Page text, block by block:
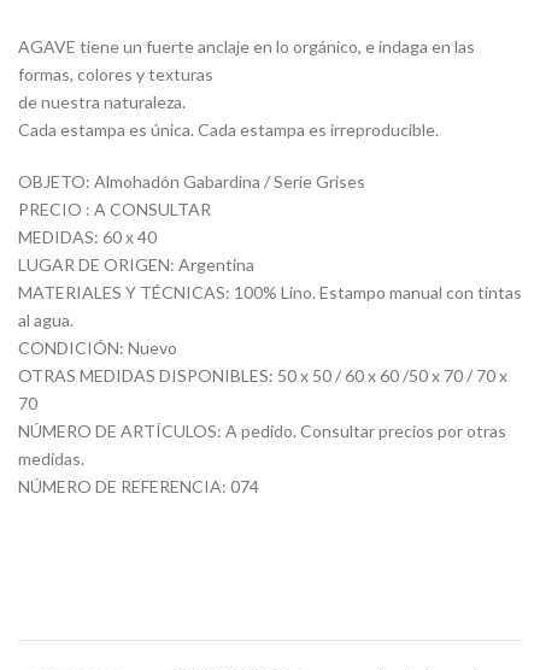
AGAVE tiene un fuerte anclaje en lo orgánico, e indaga en las
formas, colores y texturas
de nuestra naturaleza.
Cada estampa es única. Cada estampa es irreproducible.
OBJETO: Almohadón Gabardina / Serie Grises
PRECIO : A CONSULTAR
MEDIDAS: 60 x 40
LUGAR DE ORIGEN: Argentina
MATERIALES Y TÉCNICAS: 100% Lino. Estampo manual con tintas
al agua.
CONDICIÓN: Nuevo
OTRAS MEDIDAS DISPONIBLES: 50 x 50 / 60 x 60 /50 x 70 / 70 x
70
NÚMERO DE ARTÍCULOS: A pedido. Consultar precios por otras
medidas.
NÚMERO DE REFERENCIA: 074